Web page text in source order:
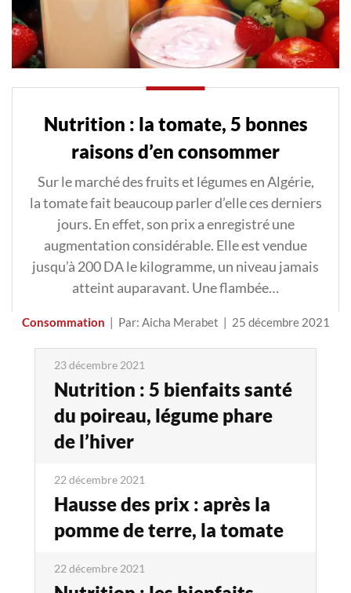
Nutrition : la tomate, 5 bonnes
raisons d’en consommer
Sur le marché des fruits et légumes en Algérie,
la tomate fait beaucoup parler d’elle ces derniers
jours. En effet, son prix a enregistré une
augmentation considérable. Elle est vendue
jusqu’à 200 DA le kilogramme, un niveau jamais
atteint auparavant. Une flambée…
Consommation | Par: Aicha Merabet | 25 décembre 2021
23 décembre 2021
Nutrition : 5 bienfaits santé
du poireau, légume phare
de l’hiver
22 décembre 2021
Hausse des prix : après la
pomme de terre, la tomate
22 décembre 2021